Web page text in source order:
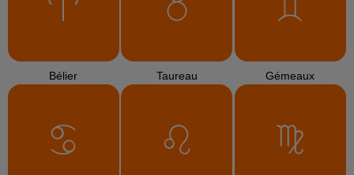
Bélier Taureau Gémeaux